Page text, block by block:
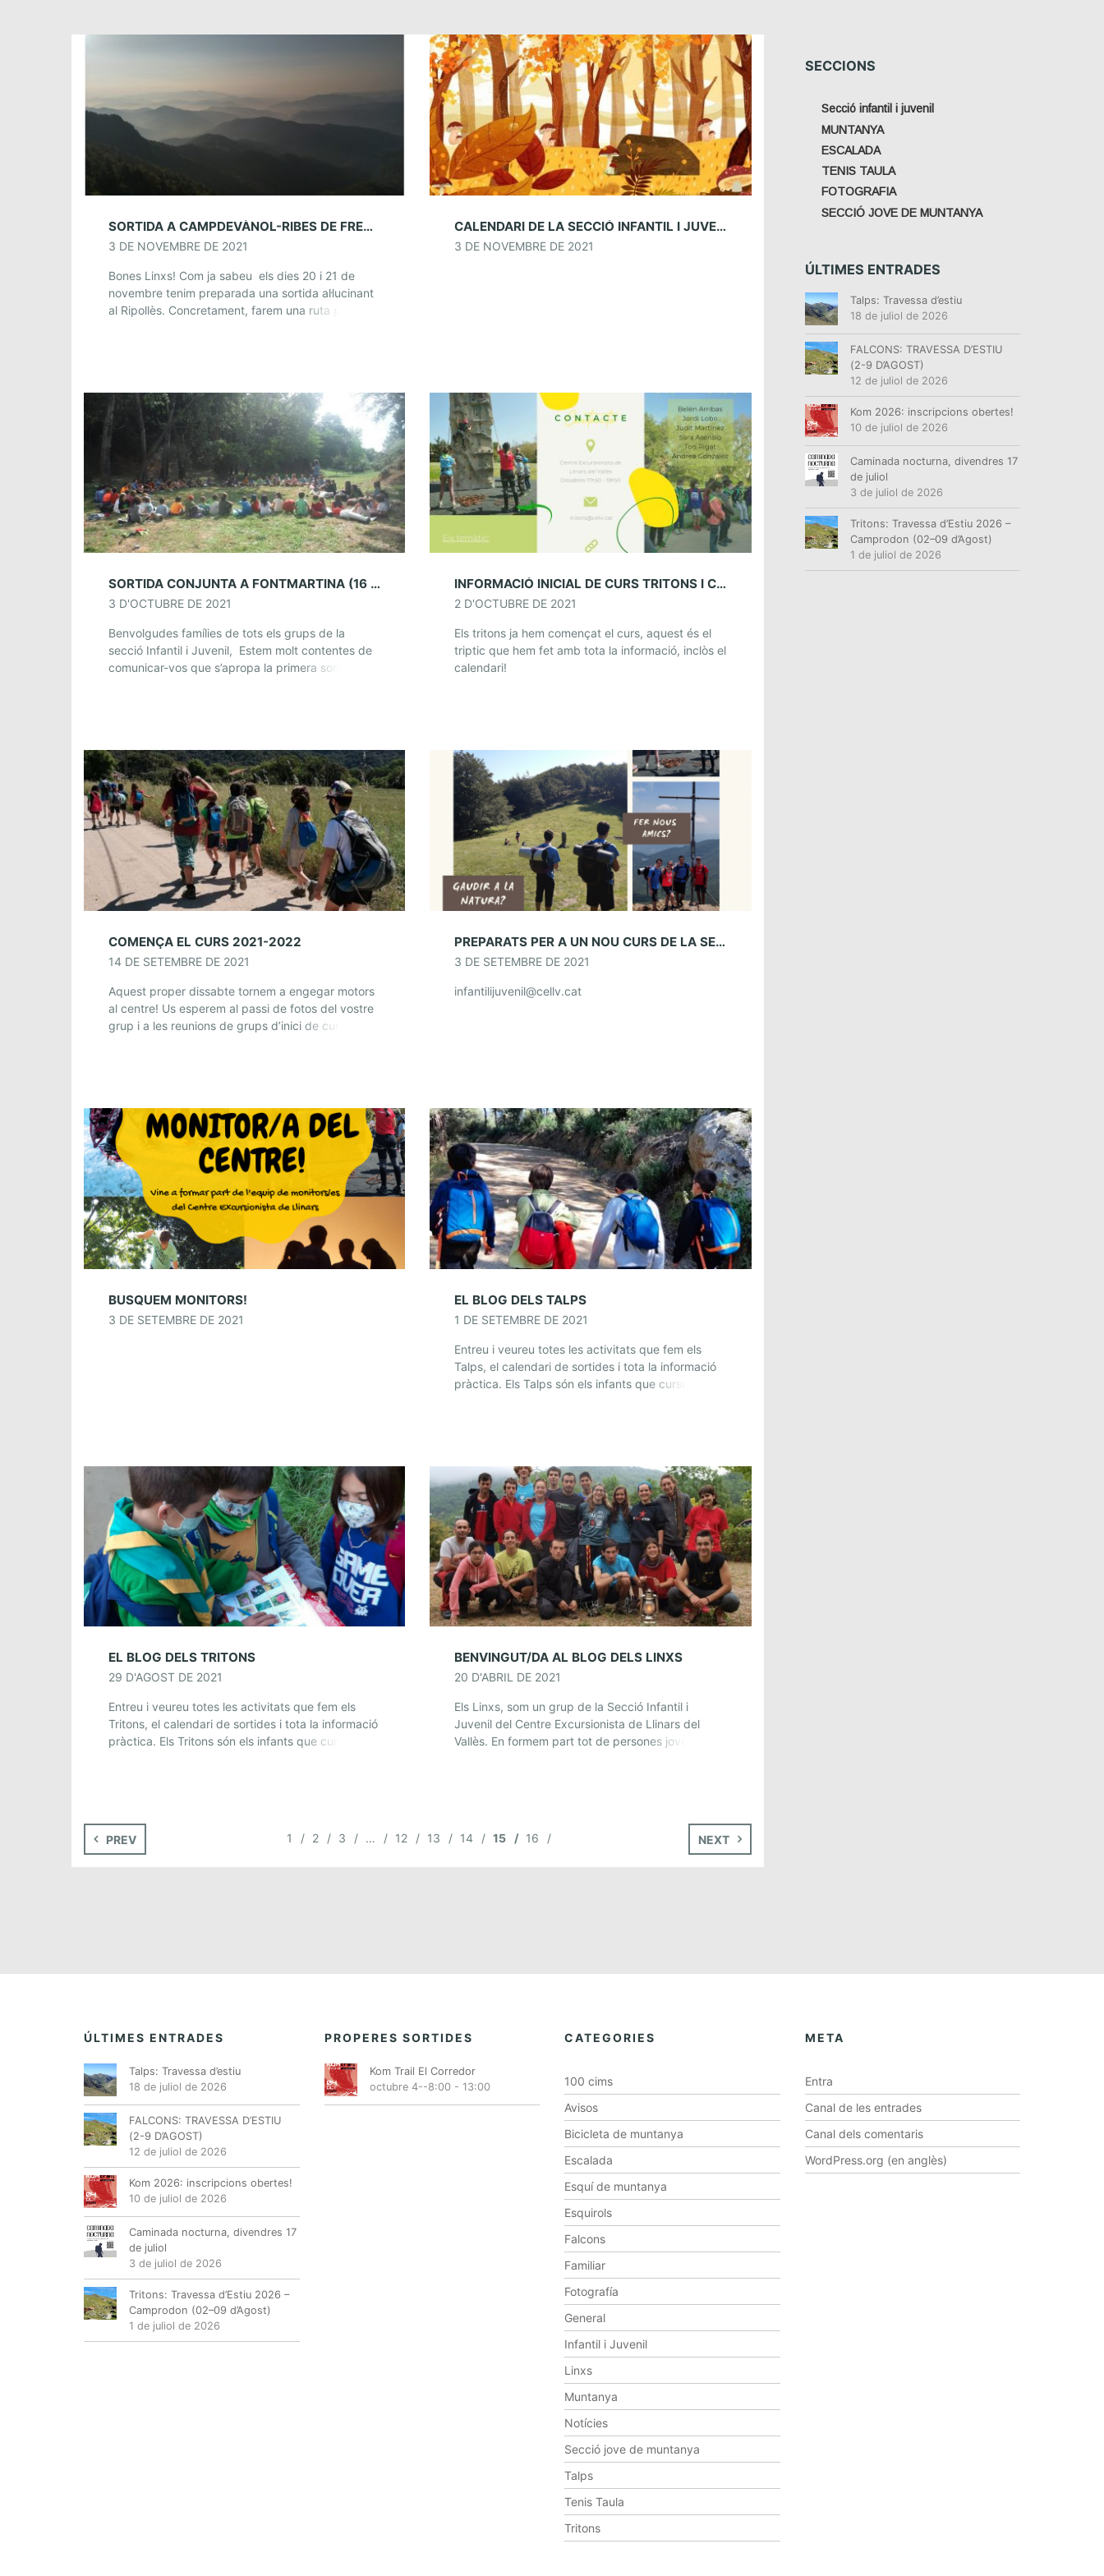
SORTIDA A CAMPDEVÀNOL-RIBES DE FRESER/PLANOLES. 20 I 21 DE NOVEMBRE
3 DE NOVEMBRE DE 2021
Bones Linxs! Com ja sabeu els dies 20 i 21 de
novembre tenim preparada una sortida al·lucinant
al Ripollès. Concretament, farem una ruta per la
CALENDARI DE LA SECCIÓ INFANTIL I JUVENIL
3 DE NOVEMBRE DE 2021
SORTIDA CONJUNTA A FONTMARTINA (16 I 17 D’OCTUBRE)
3 D'OCTUBRE DE 2021
Benvolgudes famílies de tots els grups de la
secció Infantil i Juvenil, Estem molt contentes de
comunicar-vos que s’apropa la primera sortida,
INFORMACIÓ INICIAL DE CURS TRITONS I CALENDARI
2 D'OCTUBRE DE 2021
Els tritons ja hem començat el curs, aquest és el
triptic que hem fet amb tota la informació, inclòs el
calendari!
COMENÇA EL CURS 2021-2022
14 DE SETEMBRE DE 2021
Aquest proper dissabte tornem a engegar motors
al centre! Us esperem al passi de fotos del vostre
grup i a les reunions de grups d’inici de curs de la
PREPARATS PER A UN NOU CURS DE LA SECCIÓ INFANTIL I JUVENIL
3 DE SETEMBRE DE 2021
infantilijuvenil@cellv.cat
BUSQUEM MONITORS!
3 DE SETEMBRE DE 2021
EL BLOG DELS TALPS
1 DE SETEMBRE DE 2021
Entreu i veureu totes les activitats que fem els
Talps, el calendari de sortides i tota la informació
pràctica. Els Talps són els infants que cursen
EL BLOG DELS TRITONS
29 D'AGOST DE 2021
Entreu i veureu totes les activitats que fem els
Tritons, el calendari de sortides i tota la informació
pràctica. Els Tritons són els infants que cursen
BENVINGUT/DA AL BLOG DELS LINXS
20 D'ABRIL DE 2021
Els Linxs, som un grup de la Secció Infantil i
Juvenil del Centre Excursionista de Llinars del
Vallès. En formem part tot de persones joves
PREV 1 2 3 … 12 13 14 15 16 NEXT
SECCIONS
Secció infantil i juvenil
MUNTANYA
ESCALADA
TENIS TAULA
FOTOGRAFIA
SECCIÓ JOVE DE MUNTANYA
ÚLTIMES ENTRADES
Talps: Travessa d’estiu
18 de juliol de 2026
FALCONS: TRAVESSA D’ESTIU
(2-9 D’AGOST)
12 de juliol de 2026
Kom 2026: inscripcions obertes!
10 de juliol de 2026
Caminada nocturna, divendres 17
de juliol
3 de juliol de 2026
Tritons: Travessa d’Estiu 2026 –
Camprodon (02–09 d’Agost)
1 de juliol de 2026
ÚLTIMES ENTRADES
Talps: Travessa d’estiu
18 de juliol de 2026
FALCONS: TRAVESSA D’ESTIU
(2-9 D’AGOST)
12 de juliol de 2026
Kom 2026: inscripcions obertes!
10 de juliol de 2026
Caminada nocturna, divendres 17
de juliol
3 de juliol de 2026
Tritons: Travessa d’Estiu 2026 –
Camprodon (02–09 d’Agost)
1 de juliol de 2026
PROPERES SORTIDES
Kom Trail El Corredor
octubre 4--8:00- 13:00
CATEGORIES
100 cims
Avisos
Bicicleta de muntanya
Escalada
Esquí de muntanya
Esquirols
Falcons
Familiar
Fotografía
General
Infantil i Juvenil
Linxs
Muntanya
Notícies
Secció jove de muntanya
Talps
Tenis Taula
Tritons
META
Entra
Canal de les entrades
Canal dels comentaris
WordPress.org (en anglès)